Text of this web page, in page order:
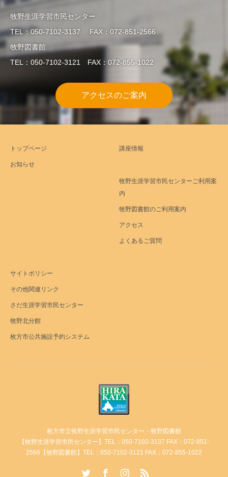
牧野生涯学習市民センター
TEL：050-7102-3137 FAX：072-851-2566
牧野図書館
TEL：050-7102-3121 FAX：072-855-1022
アクセスのご案内
トップページ
お知らせ
講座情報
牧野生涯学習市民センターご利用案
内
牧野図書館のご利用案内
アクセス
よくあるご質問
サイトポリシー
その他関連リンク
さだ生涯学習市民センター
牧野北分館
枚方市公共施設予約システム
枚方市立牧野生涯学習市民センター・牧野図書館
【牧野生涯学習市民センター】TEL：050-7102-3137 FAX：072-851-
2566【牧野図書館】TEL：050-7102-3121 FAX：072-855-1022